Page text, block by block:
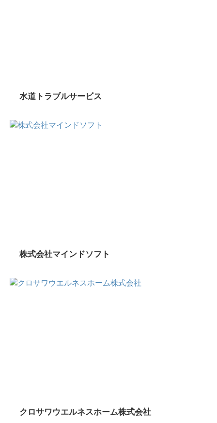
水道トラブルサービス
株式会社マインドソフト
クロサワウエルネスホーム株式会社